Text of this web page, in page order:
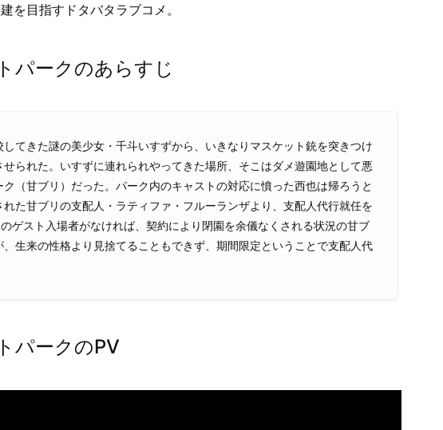
を目指すドタバタラブコメ。
パークのあらすじ
てきた謎の美少女・千斗いすずから、いきなりマスケット銃を突きつけ
られた。いすずに連れられやってきた場所、そこはダメ遊園地として悪
（甘ブリ）だった。パーク内のキャストの対応に憤った西也は帰ろうと
た甘ブリの支配人・ラティファ・フルーランザより、支配人代行就任を
ゲスト入場者がなければ、契約により閉園を余儀なくされる状況の甘ブ
、生来の性格より見捨てることもできず、期間限定ということで支配人代
パークのPV